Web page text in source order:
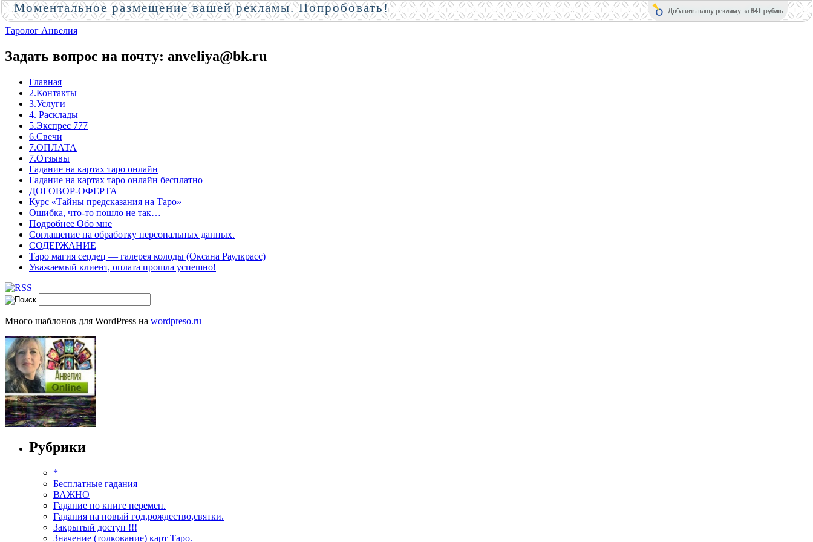
Таролог Анвелия
Задать вопрос на почту: anveliya@bk.ru
Главная
2.Контакты
3.Услуги
4. Расклады
5.Экспрес 777
6.Свечи
7.ОПЛАТА
7.Отзывы
Гадание на картах таро онлайн
Гадание на картах таро онлайн бесплатно
ДОГОВОР-ОФЕРТА
Курс «Тайны предсказания на Таро»
Ошибка, что-то пошло не так…
Подробнее Обо мне
Соглашение на обработку персональных данных.
СОДЕРЖАНИЕ
Таро магия сердец — галерея колоды (Оксана Раулкрасс)
Уважаемый клиент, оплата прошла успешно!
Много шаблонов для WordPress на wordpreso.ru
Рубрики
*
Бесплатные гадания
ВАЖНО
Гадание по книге перемен.
Гадания на новый год,рождество,святки.
Закрытый доступ !!!
Значение (толкование) карт Таро.
Моментальное размещение вашей рекламы. Попробовать! Добавить вашу рекламу за 841 рубль